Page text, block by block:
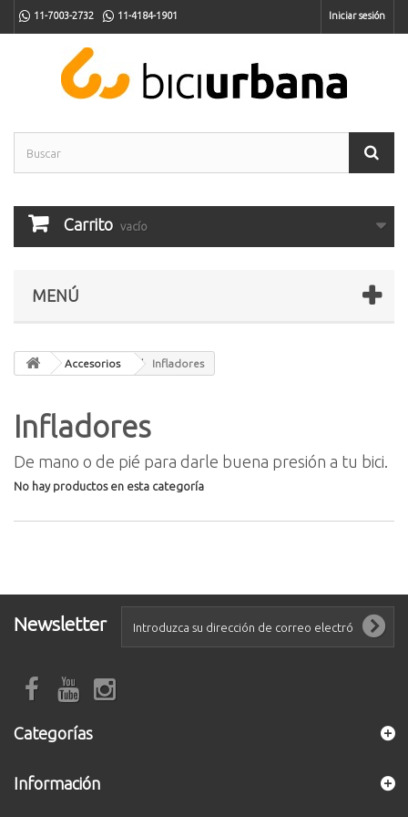
11-7003-2732 11-4184-1901 Iniciar sesión
Carrito vacío
MENÚ
Accesorios Infladores
Infladores
De mano o de pié para darle buena presión a tu bici.
No hay productos en esta categoría
Newsletter
Categorías
Información